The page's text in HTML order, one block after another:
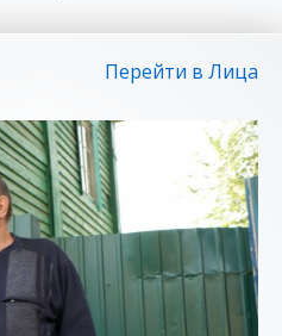
Перейти в Лица